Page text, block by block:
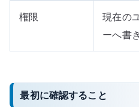
権限
現在の
ーへ書
最初に確認すること